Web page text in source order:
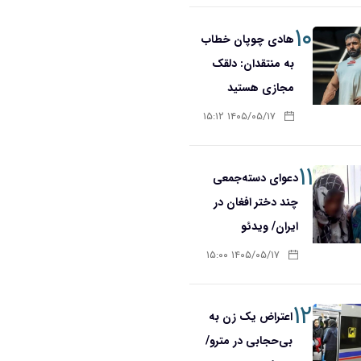
۱۰هادی چوپان خطاب
به منتقدان: دلقک
مجازی هستید
۱۴۰۵/۰۵/۱۷ ۱۵:۱۲
۱۱دعوای دسته‌جمعی
چند دختر افغان در
ایران/ ویدئو
۱۴۰۵/۰۵/۱۷ ۱۵:۰۰
۱۲اعتراض یک زن به
بی‌حجابی در مترو/